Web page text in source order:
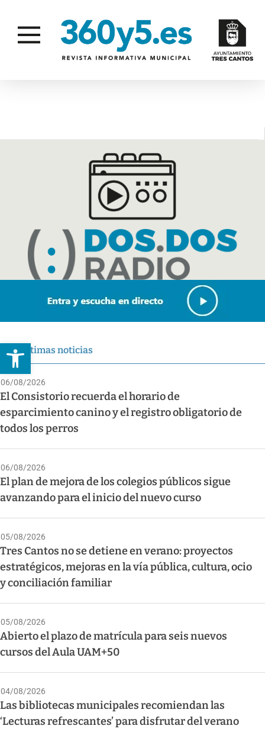
Abrir barra de herramientas
Últimas noticias
06/08/2026
El Consistorio recuerda el horario de
esparcimiento canino y el registro obligatorio de
todos los perros
06/08/2026
El plan de mejora de los colegios públicos sigue
avanzando para el inicio del nuevo curso
05/08/2026
Tres Cantos no se detiene en verano: proyectos
estratégicos, mejoras en la vía pública, cultura, ocio
y conciliación familiar
05/08/2026
Abierto el plazo de matrícula para seis nuevos
cursos del Aula UAM+50
04/08/2026
Las bibliotecas municipales recomiendan las
‘Lecturas refrescantes’ para disfrutar del verano